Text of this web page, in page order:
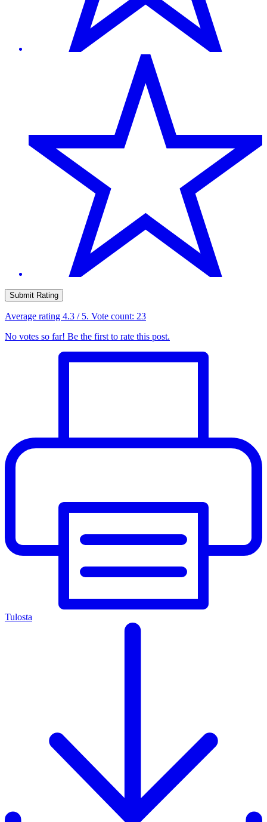
Submit Rating
Average rating 4.3 / 5. Vote count: 23
No votes so far! Be the first to rate this post.
Tulosta